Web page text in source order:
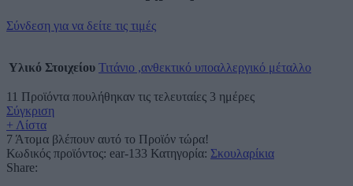
Σύνδεση για να δείτε τις τιμές
Υλικό Στοιχείου Τιτάνιο ,ανθεκτικό υποαλλεργικό μέταλλο
11 Προϊόντα πουλήθηκαν τις τελευταίες 3 ημέρες
Σύγκριση
+ Λίστα
7 Άτομα βλέπουν αυτό το Προϊόν τώρα!
Κωδικός προϊόντος: ear-133 Κατηγορία: Σκουλαρίκια
Share: